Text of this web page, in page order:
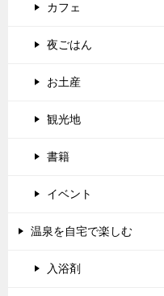
カフェ
夜ごはん
お土産
観光地
書籍
イベント
温泉を自宅で楽しむ
入浴剤